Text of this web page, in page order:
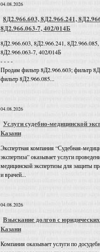
04.08.2026
8Д2.966.603, 8Д2.966.241,
8Д2.966.063-7, 402/014Б
8Д2.966.603, 8Д2.966.241, 8Д2.966.085,
8Д2.966.063-7, 402/014Б
- - - -
Продам фильтр 8Д2.966.603; фильтр
фильтр 8Д2.966.085...
04.08.2026
Услуги судебно-медицинской
Казани
Экспертная компания “Судебная-
экспертиза” оказывает услуги
медицинской экспертизы для защиты
и врачей...
04.08.2026
Взыскание долгов с
Казани
Компания оказывает услуги по